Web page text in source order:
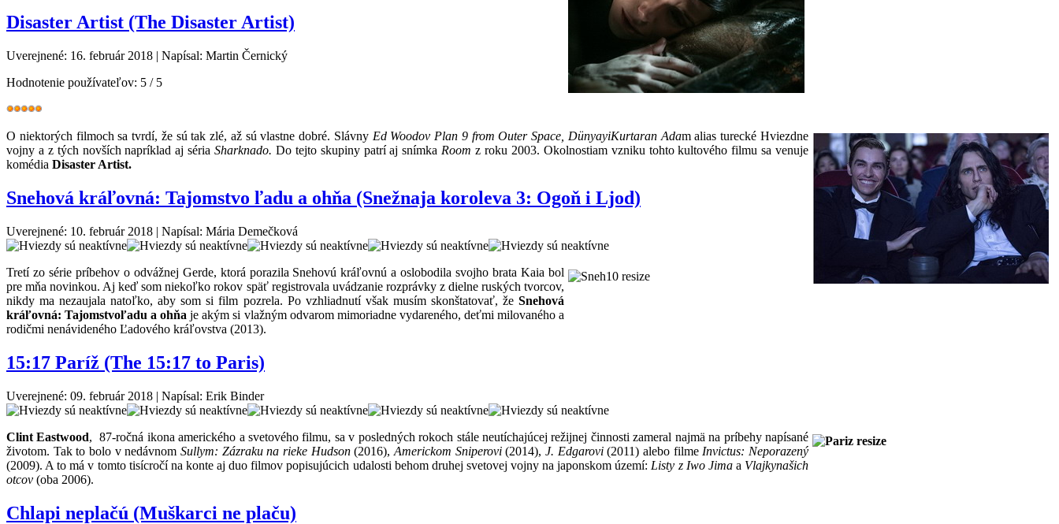
Disaster Artist (The Disaster Artist)
Uverejnené: 16. február 2018 | Napísal: Martin Černický
Hodnotenie používateľov: 5 / 5
O niektorých filmoch sa tvrdí, že sú tak zlé, až sú vlastne dobré. Slávny Ed Woodov Plan 9 from Outer Space, DünyayiKurtaran Adam alias turecké Hviezdne
vojny a z tých novších napríklad aj séria Sharknado. Do tejto skupiny patrí aj snímka Room z roku 2003. Okolnostiam vzniku tohto kultového filmu sa venuje
komédia Disaster Artist.
Snehová kráľovná: Tajomstvo ľadu a ohňa (Snežnaja koroleva 3: Ogoň i Ljod)
Uverejnené: 10. február 2018 | Napísal: Mária Demečková
Tretí zo série príbehov o odvážnej Gerde, ktorá porazila Snehovú kráľovnú a oslobodila svojho brata Kaia bol
pre mňa novinkou. Aj keď som niekoľko rokov späť registrovala uvádzanie rozprávky z dielne ruských tvorcov,
nikdy ma nezaujala natoľko, aby som si film pozrela. Po vzhliadnutí však musím skonštatovať, že Snehová
kráľovná: Tajomstvoľadu a ohňa je akým si vlažným odvarom mimoriadne vydareného, deťmi milovaného a
rodičmi nenávideného Ľadového kráľovstva (2013).
15:17 Paríž (The 15:17 to Paris)
Uverejnené: 09. február 2018 | Napísal: Erik Binder
Clint Eastwood, 87-ročná ikona amerického a svetového filmu, sa v posledných rokoch stále neutíchajúcej režijnej činnosti zameral najmä na príbehy napísané
životom. Tak to bolo v nedávnom Sullym: Zázraku na rieke Hudson(2016),Americkom Sniperovi(2014), J. Edgarovi(2011) alebo filme Invictus: Neporazený
(2009). A to má v tomto tisícročí na konte aj duo filmov popisujúcich udalosti behom druhej svetovej vojny na japonskom území: Listy z Iwo Jimaa Vlajkynašich
otcov (oba 2006).
Chlapi neplačú (Muškarci ne plaču)